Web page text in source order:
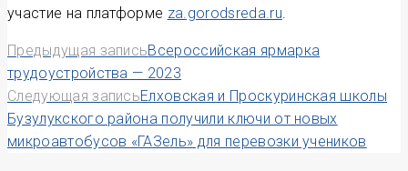
участие на платформе za.gorodsreda.ru
Навигация
по
записям
Предыдущая записьВсероссийская ярмарка
трудоустройства — 2023
Следующая записьЕлховская и Проскуринская школы
Бузулукского района получили ключи от новых
микроавтобусов «ГАЗель» для перевозки учеников